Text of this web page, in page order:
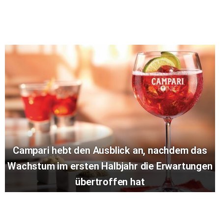
Campari hebt den Ausblick an, nachdem das
Wachstum im ersten Halbjahr die Erwartungen
übertroffen hat